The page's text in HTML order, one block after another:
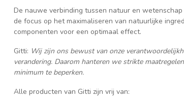
De nauwe verbinding tussen natuur en
de focus op het maximaliseren van natuurlijke
componenten voor een optimaal effect.
Gitti: Wij zijn ons bewust van onze
verandering. Daarom hanteren we strikte
minimum te beperken.
Alle producten van Gitti zijn vrij van: